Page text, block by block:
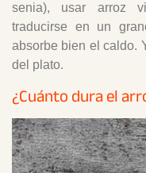
senia), usar arroz
traducirse en un
absorbe bien el caldo.
del plato.
¿Cuánto dura el